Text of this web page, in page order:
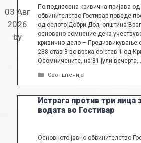
03 Авг
2026
by
По поднесена кривична пријава
обвинителство Гостивар поведе
од селото Добри Дол, општина
основано сомнение дека
кривично дело – Предизвикување
288 став 3 во врска со став 1 од
Осомничените, на 31 јули вечерта,
Categories
Соопштенија
Истрага против три лица
водата во Гостивар
Основното јавно обвинителство